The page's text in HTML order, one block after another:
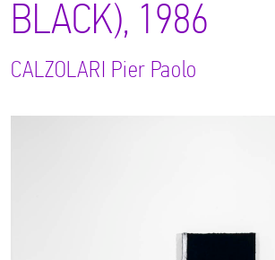
BLACK), 1986
CALZOLARI Pier Paolo